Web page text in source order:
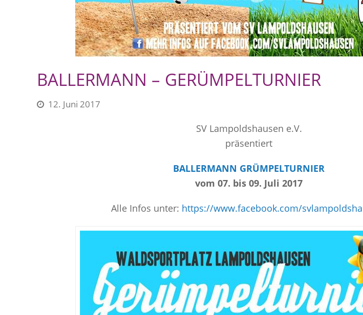
BALLERMANN – GERÜMPELTURNIER
12. Juni 2017
SV Lampoldshausen e.V.
präsentiert
BALLERMANN GRÜMPELTURNIER
vom 07. bis 09. Juli 2017
Alle Infos unter: https://www.facebook.com/